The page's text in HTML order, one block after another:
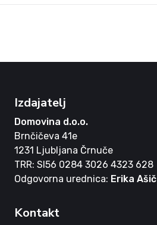
Izdajatelj
Domovina d.o.o.
Brnčičeva 41e
1231 Ljubljana Črnuče
TRR: SI56 0284 3026 4323 628
Odgovorna urednica: Erika Ašič
Kontakt